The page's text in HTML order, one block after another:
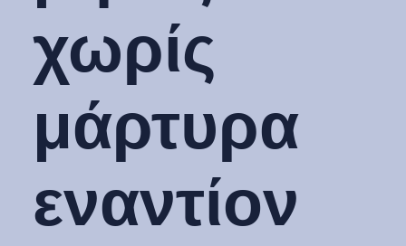
χωρίς
μάρτυρα
εναντίον